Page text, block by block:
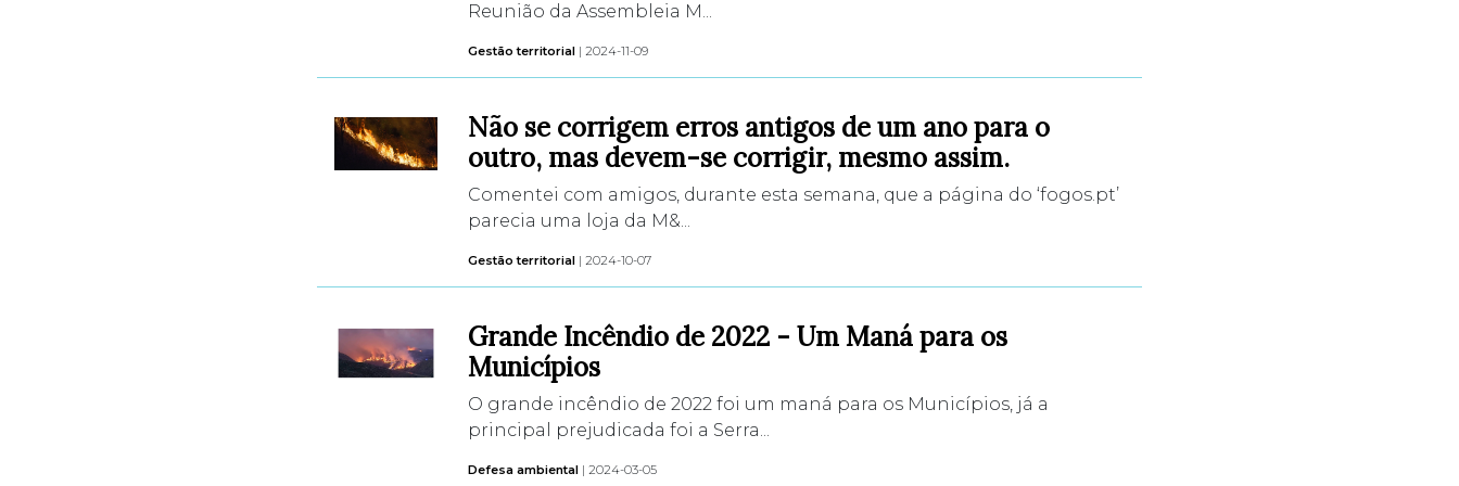
Reunião da Assembleia M...
Gestão territorial| 2024-11-09
Não se corrigem erros antigos de um ano para o
outro, mas devem-se corrigir, mesmo assim.
Comentei com amigos, durante esta semana, que a página do ‘fogos.pt’
parecia uma loja da M&...
Gestão territorial| 2024-10-07
Grande Incêndio de 2022 - Um Maná para os
Municípios
O grande incêndio de 2022 foi um maná para os Municípios, já a
principal prejudicada foi a Serra...
Defesa ambiental| 2024-03-05